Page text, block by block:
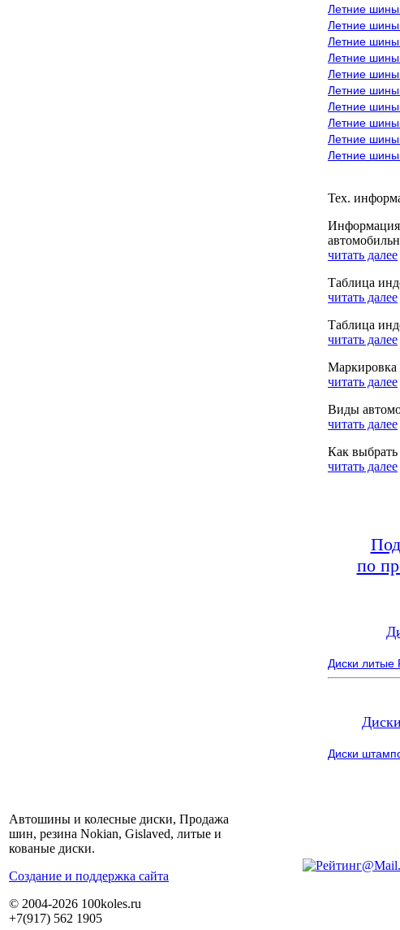
Летние
Летние
Летние
Летние
Летние
Летние шины
Летние
Летние
Летние
Летние шины
Тех.
читать далее
Таблица
читать далее
Таблица
читать далее
Маркировка
читать далее
Виды
читать далее
Как
читать далее
по
Диски литые
Диски
Автошины и колесные диски, Продажа
шин, резина Nokian, Gislaved, литые и
кованые диски.
Cоздание и поддержка сайта
© 2004-2026 100koles.ru
+7(917) 562 1905